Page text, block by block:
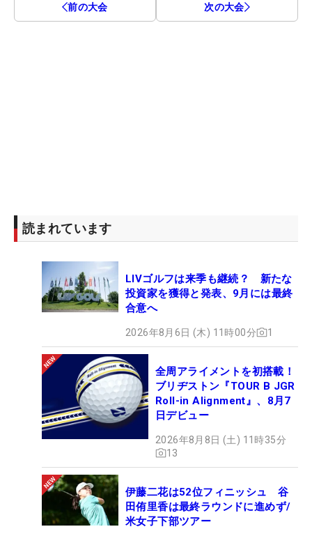
前の大会 次の大会
読まれています
LIVゴルフは来季も継続？ 新たな
投資家を獲得と発表、9月には最終
合意へ
2026年8月6日 (木) 11時00分 1
全周アライメントを初搭載！
ブリヂストン『TOUR B JGR
Roll-in Alignment』、8月7
日デビュー
2026年8月8日 (土) 11時35分
13
伊藤二花は52位フィニッシュ 谷
田侑里香は最終ラウンドに進めず/
米女子下部ツアー